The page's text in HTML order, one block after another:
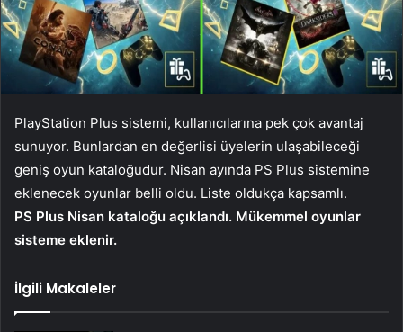
PlayStation Plus sistemi, kullanıcılarına pek çok avantaj
sunuyor. Bunlardan en değerlisi üyelerin ulaşabileceği
geniş oyun kataloğudur. Nisan ayında PS Plus sistemine
eklenecek oyunlar belli oldu. Liste oldukça kapsamlı.
PS Plus Nisan kataloğu açıklandı. Mükemmel oyunlar
sisteme eklenir.
İlgili Makaleler